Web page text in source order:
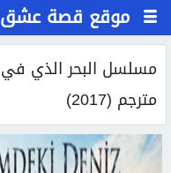
موقع قصة عشق
مترجم (2017)